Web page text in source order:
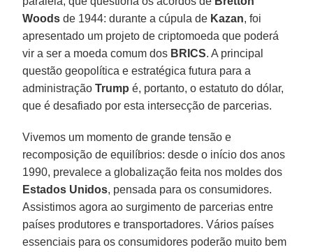
Woods de 1944: durante a cúpula de Kazan, foi
apresentado um projeto de criptomoeda que poderá
vir a ser a moeda comum dos BRICS. A principal
questão geopolítica e estratégica futura para a
administraçãoTrump é, portanto, o estatuto do dólar,
que é desafiado por esta intersecção de parcerias.
Vivemos um momento de grande tensão e
recomposição de equilíbrios: desde o início dos anos
1990, prevalece a globalização feita nos moldes dos
Estados Unidos, pensada para os consumidores.
Assistimos agora ao surgimento de parcerias entre
países produtores e transportadores. Vários países
essenciais para os consumidores poderão muito bem